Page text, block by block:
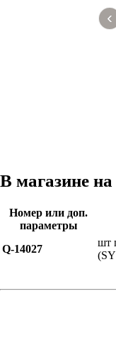
‹
В магазине
Номер или доп.
параметры
Q-14027
шт